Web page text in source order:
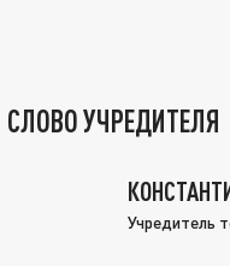
СЛОВО УЧРЕДИТЕЛЯ
Учредитель